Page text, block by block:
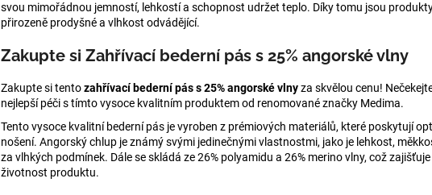
svou mimořádnou jemností, lehkostí a schopnost udržet teplo. Díky tomu jsou
přirozeně prodyšné a vlhkost odvádějící.
Zakupte si Zahřívací bederní pás s 25% angorské vlny
Zakupte si tentozahřívací bederní pás s 25% angorské vlnyza skvělou cenu!
nejlepší péči s tímto vysoce kvalitním produktem od renomované značky Medima.
Tento vysoce kvalitní bederní pás je vyroben z prémiových materiálů, které poskytují
nošení. Angorský chlup je známý svými jedinečnými vlastnostmi, jako je lehkost,
za vlhkých podmínek. Dále se skládá ze 26% polyamidu a 26% merino vlny, což
životnost produktu.